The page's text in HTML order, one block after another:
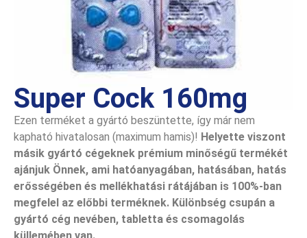
Super Cock 160mg
Ezen terméket a gyártó beszüntette, így már nem
kapható hivatalosan (maximum hamis)! Helyette viszont
másik gyártó cégeknek prémium minőségű termékét
ajánjuk Önnek, ami hatóanyagában, hatásában, hatás
erősségében és mellékhatási rátájában is 100%-ban
megfelel az előbbi terméknek. Különbség csupán a
gyártó cég nevében, tabletta és csomagolás